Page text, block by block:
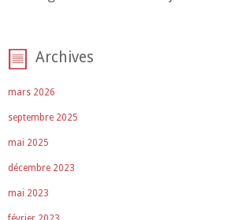
Archives
mars 2026
septembre 2025
mai 2025
décembre 2023
mai 2023